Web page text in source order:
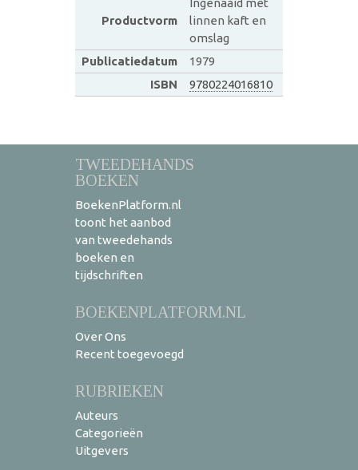
Productvorm
linnen kaft en
omslag
Publicatiedatum
1979
ISBN
9780224016810
TWEEDEHANDS
BOEKEN
BoekenPlatform.nl
toont het aanbod
van tweedehands
boeken en
tijdschriften
BOEKENPLATFORM.NL
Over Ons
Recent toegevoegd
RUBRIEKEN
Auteurs
Categorieën
Uitgevers